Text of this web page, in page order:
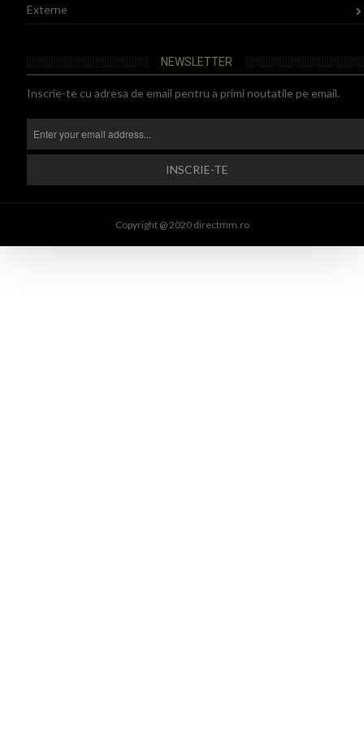
Externe
NEWSLETTER
Inscrie-te cu adresa de email pentru a primi noutatile pe email.
Copyright @ 2020 directmm.ro